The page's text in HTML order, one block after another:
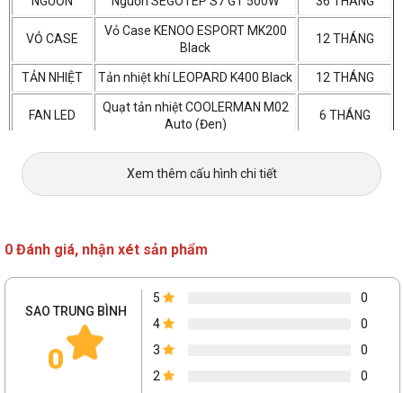
VỎ CASE
Vỏ Case KENOO ESPORT MK200
Black
12 THÁNG
TẢN NHIỆT Tản nhiệt khí LEOPARD K400 Black 12 THÁNG
FAN LED
Quạt tản nhiệt COOLERMAN M02
Auto (Đen)
6 THÁNG
Xuất xứ
Xem thêm cấu hình chi tiết
0 Đánh giá, nhận xét sản phẩm
SAO TRUNG BÌNH
0
5
0
4
0
3
0
2
0